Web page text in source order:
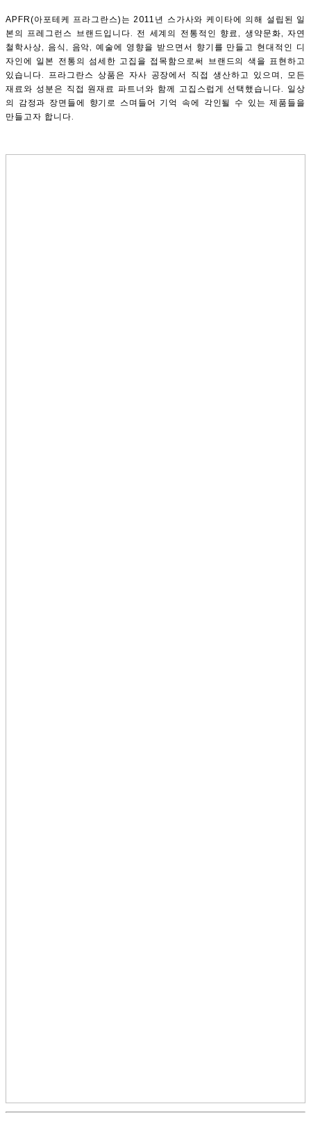
APFR(아포테케 프라그란스)는 2011년 스가사와 케이타에 의해 설립된 일
본의 프레그런스 브랜드입니다. 전 세계의 전통적인 향료, 생약문화, 자연
철학사상, 음식, 음악, 예술에 영향을 받으면서 향기를 만들고 현대적인 디
자인에 일본 전통의 섬세한 고집을 접목함으로써 브랜드의 색을 표현하고
있습니다. 프라그란스 상품은 자사 공장에서 직접 생산하고 있으며, 모든
재료와 성분은 직접 원재료 파트너와 함께 고집스럽게 선택했습니다. 일상
의 감정과 장면들에 향기로 스며들어 기억 속에 각인될 수 있는 제품들을
만들고자 합니다.